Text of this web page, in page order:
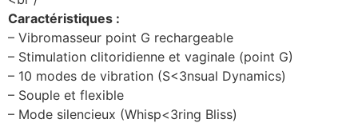
Caractéristiques :
– Vibromasseur point G rechargeable
– Stimulation clitoridienne et vaginale (point G)
– 10 modes de vibration (S<3nsual Dynamics)
– Souple et flexible
– Mode silencieux (Whisp<3ring Bliss)